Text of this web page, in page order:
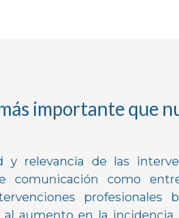
importante que
y relevancia de las
comunicación como
profesionales
aumento en la